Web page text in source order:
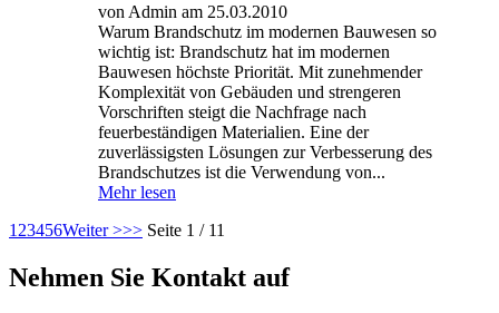
von Admin am 25.03.2010
Warum Brandschutz im modernen Bauwesen so
wichtig ist: Brandschutz hat im modernen
Bauwesen höchste Priorität. Mit zunehmender
Komplexität von Gebäuden und strengeren
Vorschriften steigt die Nachfrage nach
feuerbeständigen Materialien. Eine der
zuverlässigsten Lösungen zur Verbesserung des
Brandschutzes ist die Verwendung von...
Mehr lesen
1 23456Weiter >>> Seite 1 / 11
Nehmen Sie Kontakt auf